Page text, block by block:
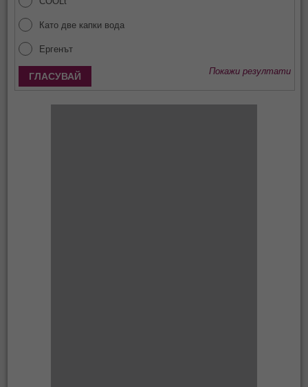
Като две капки вода
Ергенът
Покажи резултати